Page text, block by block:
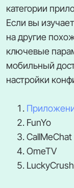
категории
Если вы
на другие
ключевые
мобильный
настройки
FunYo
CallMeChat
OmeTV